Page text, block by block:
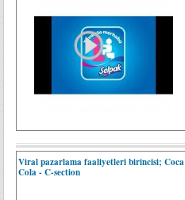
Viral pazarlama faaliyetleri birincisi; Coca
Cola - C-section